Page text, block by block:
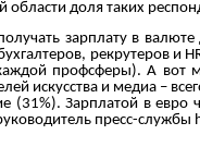
доля таких
зарплату в
рекрутеров и
профсферы). А вот
искусства и медиа –
(31%). Зарплатой в евро
пресс-службы